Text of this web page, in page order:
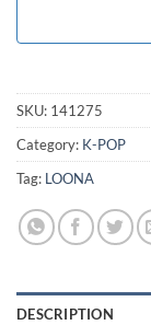
SKU: 141275
Category: K-POP
Tag: LOONA
DESCRIPTION